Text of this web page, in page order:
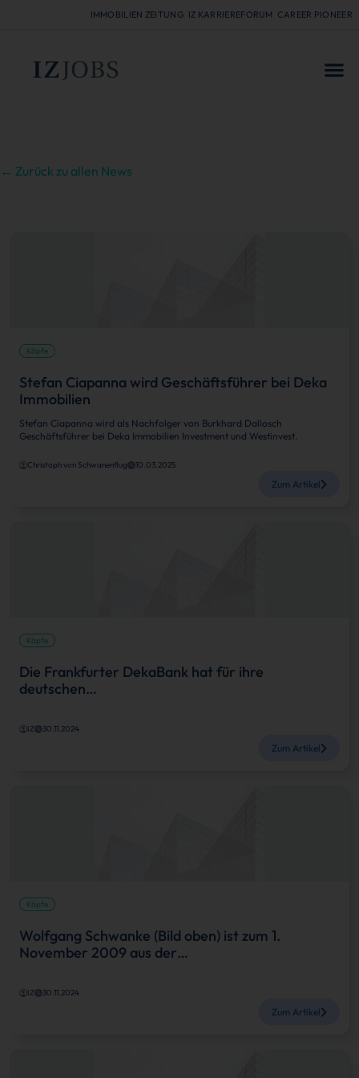
IMMOBILIEN ZEITUNG IZ KARRIEREFORUM CAREER PIONEER
← Zurück zu allen News
Köpfe
Stefan Ciapanna wird Geschäftsführer bei Deka
Immobilien
Stefan Ciapanna wird als Nachfolger von Burkhard Dallosch
Geschäftsführer bei Deka Immobilien Investment und Westinvest.
Christoph von Schwanenflug 10.03.2025
Zum Artikel
Köpfe
Die Frankfurter DekaBank hat für ihre
deutschen…
IZ 30.11.2024
Zum Artikel
Köpfe
Wolfgang Schwanke (Bild oben) ist zum 1.
November 2009 aus der…
IZ 30.11.2024
Zum Artikel